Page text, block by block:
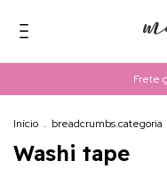
Frete
Início . breadcrumbs.categoria
Washi tape